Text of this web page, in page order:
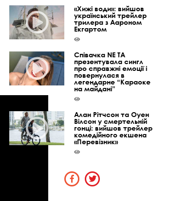
«Хижі води»: вийшов
український трейлер
трилера з Аароном
Екгартом
Співачка NE TA
презентувала сингл
про справжні емоції і
повернулася в
легендарне “Караоке
на майдані”
Алан Рітчсон та Оуен
Вілсон у смертельній
гонці: вийшов трейлер
комедійного екшена
«Перевізник»